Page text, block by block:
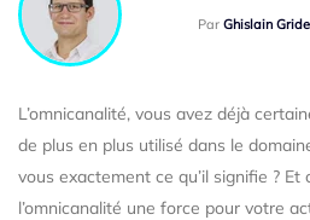
ParGhislain
L’omnicanalité, vous avez déjà
de plus en plus utilisé dans le
vous exactement ce qu’il signifie ?
l’omnicanalité une force pour votre